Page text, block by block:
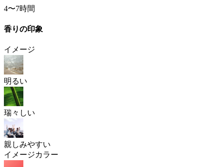
4〜7時間
香りの印象
イメージ
明るい
瑞々しい
親しみやすい
イメージカラー